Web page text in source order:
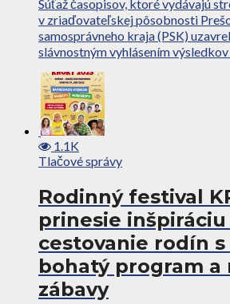
Súťaž časopisov, ktoré vydávajú
v zriaďovateľskej pôsobnosti
samosprávneho kraja (PSK)
slávnostným vyhlásením
1.1K
Tlačové správy
Rodinný festival
prinesie
cestovanie rodín
bohatý program a
zábavy